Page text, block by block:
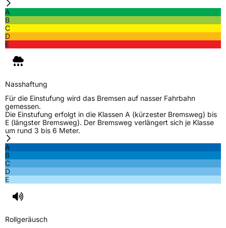
A
B
C
D
E
Nasshaftung
Für die Einstufung wird das Bremsen auf nasser Fahrbahn
gemessen.
Die Einstufung erfolgt in die Klassen A (kürzester Bremsweg) bis
E (längster Bremsweg). Der Bremsweg verlängert sich je Klasse
um rund 3 bis 6 Meter.
A
B
C
D
E
Rollgeräusch